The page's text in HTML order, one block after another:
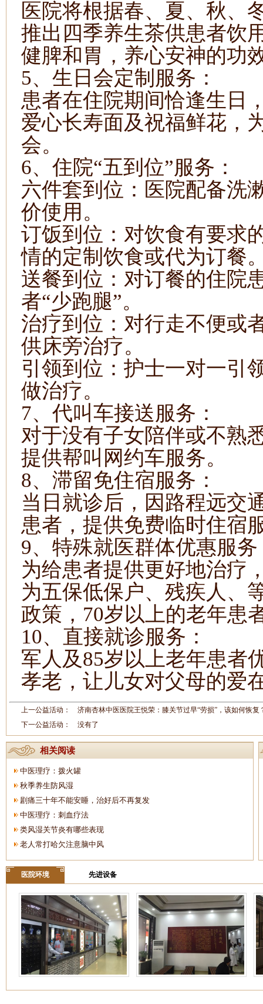
医院将根据春、夏、秋、
推出四季养生茶供患者饮
健脾和胃 ， 养心安神的功
5、生日会定制服务：
患者在住院期间恰逢生日
爱心长寿面及祝福鲜花，
会。
6、住院“五到位”服务：
六件套到位：医院配备洗
价使用。
订饭到位：对饮食有要求
情的定制饮食或代为订餐
送餐到位：对订餐的住院
者“少跑腿”。
治疗到位： 对行走不便或
供床旁治疗。
引领到位：护士一对一引
做治疗。
7、代叫车接送服务：
对于没有子女陪伴或不熟
提供帮叫网约车服务。
8、滞留免住宿服务：
当日就诊后，因路程远交
患者，提供免费临时住宿
9、特殊就医群体优惠服务
为给患者提供更好地治疗
为五保低保户、 残疾人 、
政策 ， 70岁以上的老年患
10、直接就诊服务：
军人及85岁以上老年患者
孝老，让儿女对父母的爱
上一公益活动： 济南杏林中医医院王悦荣：膝关节过早“劳损”，该如何恢复
下一公益活动： 没有了
相关阅读
中医理疗：拨火罐
秋季养生防风湿
剧痛三十年不能安睡，治好后不再复发
中医理疗：刺血疗法
类风湿关节炎有哪些表现
老人常打哈欠注意脑中风
医院环境 先进设备